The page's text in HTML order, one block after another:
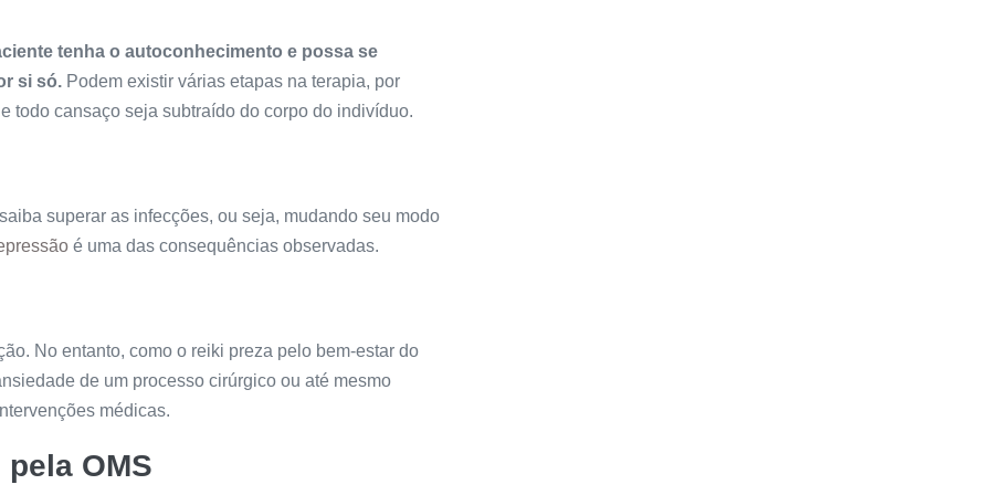
tenha o autoconhecimento e possa se
si só. Podem existir várias etapas na terapia, por
todo cansaço seja subtraído do corpo do indivíduo.
superar as infecções, ou seja, mudando seu modo
é uma das consequências observadas.
No entanto, como o reiki preza pelo bem-estar do
de um processo cirúrgico ou até mesmo
médicas.
OMS